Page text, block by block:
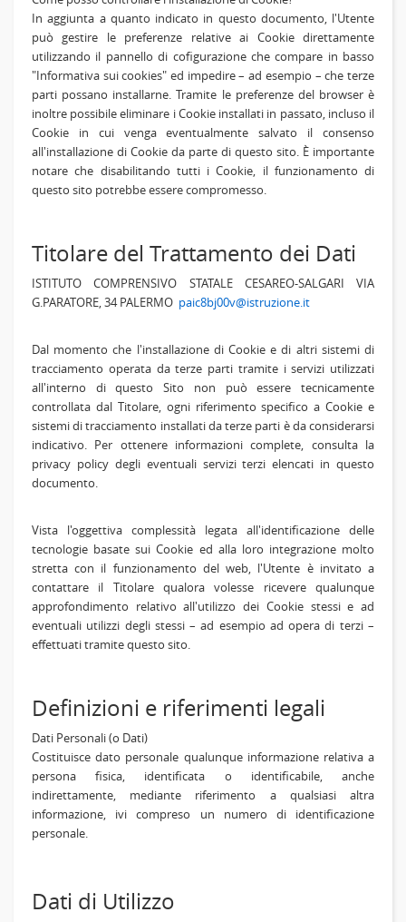
In aggiunta a quanto indicato in questo documento, l'Utente
può gestire le preferenze relative ai Cookie direttamente
utilizzando il pannello di cofigurazione che compare in basso
"Informativa sui cookies" ed impedire – ad esempio – che terze
parti possano installarne. Tramite le preferenze del browser è
inoltre possibile eliminare i Cookie installati in passato, incluso il
Cookie in cui venga eventualmente salvato il consenso
all'installazione di Cookie da parte di questo sito. È importante
notare che disabilitando tutti i Cookie, il funzionamento di
questo sito potrebbe essere compromesso.
Titolare del Trattamento dei Dati
ISTITUTO COMPRENSIVO STATALE CESAREO-SALGARI VIA
G.PARATORE, 34 PALERMO paic8bj00v@istruzione.it
Dal momento che l'installazione di Cookie e di altri sistemi di
tracciamento operata da terze parti tramite i servizi utilizzati
all'interno di questo Sito non può essere tecnicamente
controllata dal Titolare, ogni riferimento specifico a Cookie e
sistemi di tracciamento installati da terze parti è da considerarsi
indicativo. Per ottenere informazioni complete, consulta la
privacy policy degli eventuali servizi terzi elencati in questo
documento.
Vista l'oggettiva complessità legata all'identificazione delle
tecnologie basate sui Cookie ed alla loro integrazione molto
stretta con il funzionamento del web, l'Utente è invitato a
contattare il Titolare qualora volesse ricevere qualunque
approfondimento relativo all'utilizzo dei Cookie stessi e ad
eventuali utilizzi degli stessi – ad esempio ad opera di terzi –
effettuati tramite questo sito.
Definizioni e riferimenti legali
Dati Personali (o Dati)
Costituisce dato personale qualunque informazione relativa a
persona fisica, identificata o identificabile, anche
indirettamente, mediante riferimento a qualsiasi altra
informazione, ivi compreso un numero di identificazione
personale.
Dati di Utilizzo